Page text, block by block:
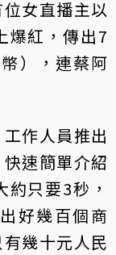
女直播主以
爆紅，傳出7
），連蔡阿
作人員推出
速簡單介紹
只要3秒，
好幾百個商
幾十元人民